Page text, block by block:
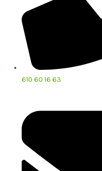
610 60 16 63